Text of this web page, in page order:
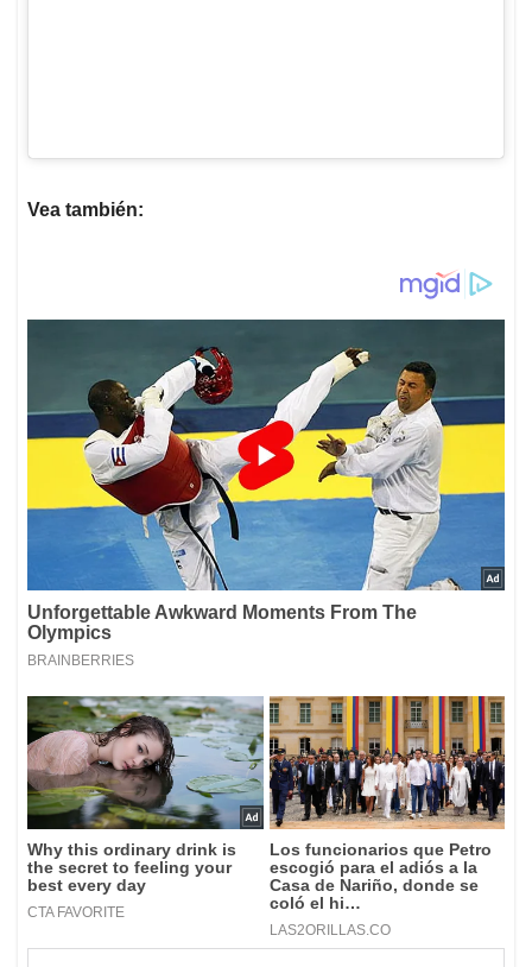
Vea también: